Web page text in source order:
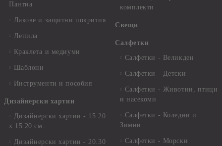
Пантна
Лакове и защитни покрития
Лепила
Краклета и медиуми
Шаблони
Инструменти и пособия
Дизайнерски хартии
Дизайнерски хартии - 15.20
х 15.20 см.
Дизайнерски хартии - 20.30
комплекти
Свещи
Салфетки
Салфетки - Великден
Салфетки - Детски
Салфетки - Животни, птици
и насекоми
Салфетки - Коледни и
Зимни
Салфетки - Морски